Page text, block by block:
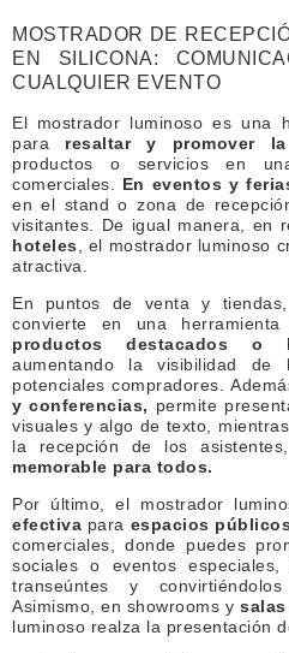
MOSTRADOR DE
EN SILICONA:
CUALQUIER EVENTO
El mostrador luminoso es una
para resaltar y promover
productos o servicios en
comerciales. En eventos y
en el stand o zona de
visitantes. De igual manera, en r
hoteles , el mostrador luminoso
atractiva.
En puntos de venta y
convierte en una herramienta
productos destacados o
aumentando la visibilidad
potenciales compradores.
y conferencias, permite
visuales y algo de texto,
la recepción de los
memorable para todos.
Por último, el mostrador
efectiva para espacios
comerciales, donde puedes
sociales o eventos
transeúntes y
Asimismo, en showrooms y
luminoso realza la presentación